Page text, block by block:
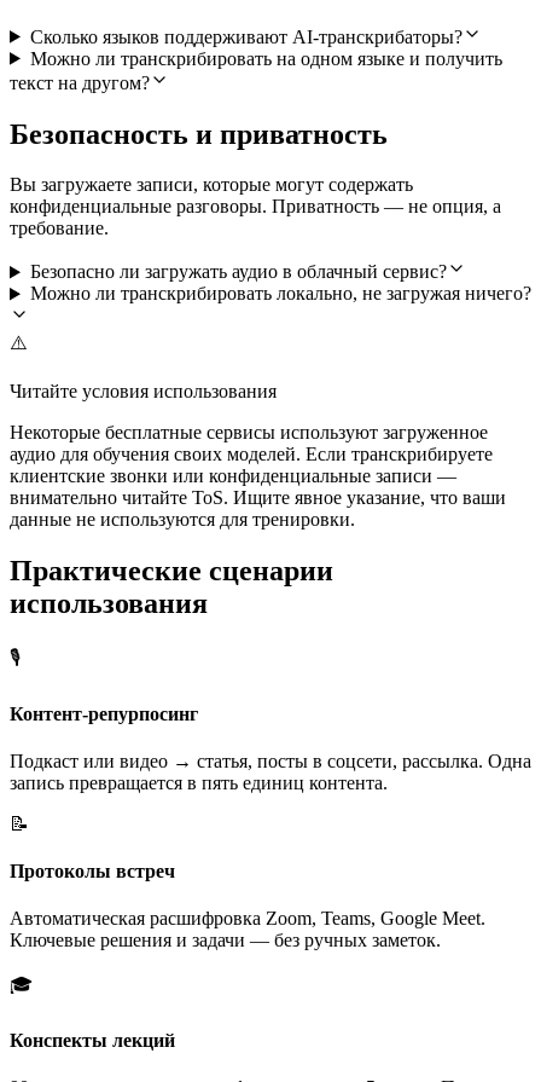
Сколько языков поддерживают AI-транскрибаторы?
Можно ли транскрибировать на одном языке и получить
текст на другом?
Безопасность и приватность
Вы загружаете записи, которые могут содержать
конфиденциальные разговоры. Приватность — не опция, а
требование.
Безопасно ли загружать аудио в облачный сервис?
Можно ли транскрибировать локально, не загружая ничего?
⚠️
Читайте условия использования
Некоторые бесплатные сервисы используют загруженное
аудио для обучения своих моделей. Если транскрибируете
клиентские звонки или конфиденциальные записи —
внимательно читайте ToS. Ищите явное указание, что ваши
данные не используются для тренировки.
Практические сценарии
использования
🎙️
Контент-репурпосинг
Подкаст или видео → статья, посты в соцсети, рассылка. Одна
запись превращается в пять единиц контента.
📝
Протоколы встреч
Автоматическая расшифровка Zoom, Teams, Google Meet.
Ключевые решения и задачи — без ручных заметок.
🎓
Конспекты лекций